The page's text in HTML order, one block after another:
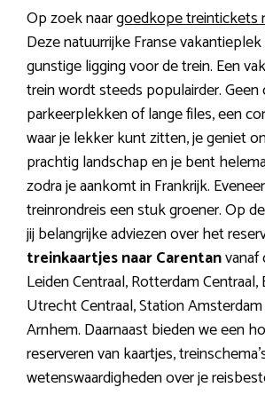
Op zoek naargoedkope treintickets
Deze natuurrijke Franse
gunstige ligging voor de trein. Een
trein wordt steeds populairder.
parkeerplekken of lange files, een
waar je lekker kunt zitten, je geniet
prachtig landschap en je bent
zodra je aankomt in Frankrijk.
treinrondreis een stuk groener. Op
jij belangrijke adviezen over het
treinkaartjes naar Carentanvanaf
Leiden Centraal, Rotterdam Centraal,
Utrecht Centraal, Station
Arnhem. Daarnaast bieden we een
reserveren van kaartjes,
wetenswaardigheden over je